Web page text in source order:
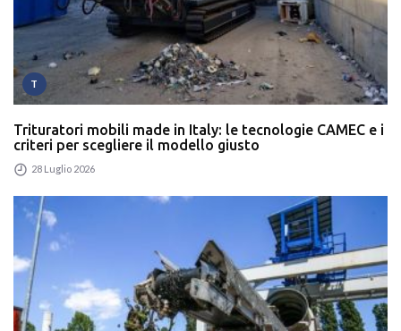
T
Trituratori mobili made in Italy: le tecnologie CAMEC e i
criteri per scegliere il modello giusto
28 Luglio 2026